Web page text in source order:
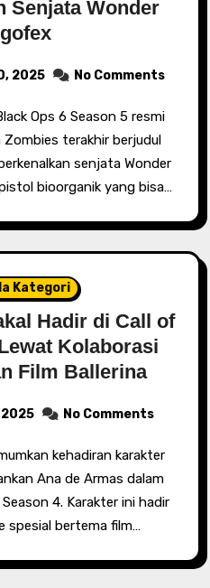
Senjata Wonder
2025 No Comments
terakhir berjudul
senjata Wonder
bioorganik yang bisa…
Kategori
Hadir di Call of
Kolaborasi
Film Ballerina
2025 No Comments
Ana de Armas dalam
4. Karakter ini hadir
spesial bertema film…